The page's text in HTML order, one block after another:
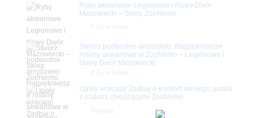
Ryby akwariowe Legionowo i Nowy Dwór
Mazowiecki – Sklep ZooNemo
Stwórz podwodne arcydzieło: Najpiękniejsze
rośliny akwariowe w ZooNemo – Legionowo i
Nowy Dwór Mazowiecki
Upały wracają! Zadbaj o komfort swojego pupila
z matami chłodzącymi ZooNemo